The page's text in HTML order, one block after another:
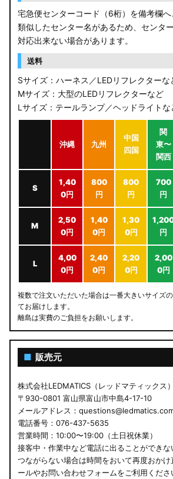
宅急便センターコード（6桁）を備考欄へ
類似したセンター名があるため、センタ
対応出来ない場合があります。
送料
Sサイズ：ハーネス／LEDリフレクターな
Mサイズ：大型のLEDリフレクターなど
Lサイズ：テールランプ／ヘッドライトな
沖縄 九州
中国
四国
関
東〜
関西
S
1,40
0円
800
円
800
円
700
円
M
2,50
0円
1,40
0円
1,30
0円
円
L
4,00
0円
2,40
0円
2,20
0円
2,00
0円
複数で注文いただいた場合は一番大きいサイズ
てお届けします。
離島は実費のご負担をお願いします。
■ 販売元
株式会社LEDMATICS（レッドマティックス）
〒930-0801 富山県富山市中島4-17-10
メールアドレス：
電話番号：076-437-5635
営業時間：10:00〜19:00（土日祝休業）
接客中・作業中など電話に出ることができな
つながらない場合は時間をおいて再度おかけ
ールやお問い合わせフォームをご利用くださ